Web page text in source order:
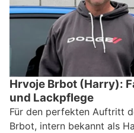
Hrvoje Brbot (Harry):
und Lackpflege
Für den perfekten Auftritt
Brbot, intern bekannt als